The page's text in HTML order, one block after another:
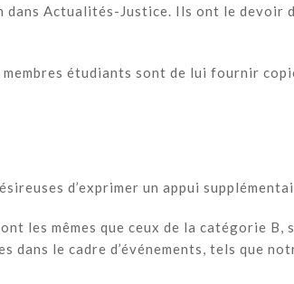
Actualités-Justice. Ils ont le devoir
étudiants sont de lui fournir
d’exprimer un appui
les mêmes que ceux de la catégorie
dans le cadre d’événements, tels que